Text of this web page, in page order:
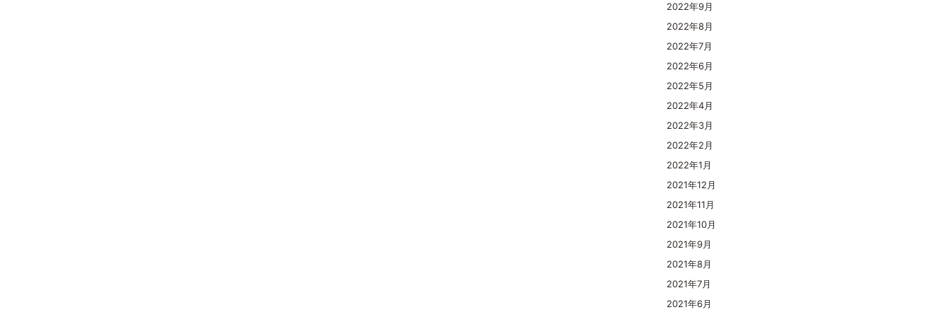
2022年9月
2022年8月
2022年7月
2022年6月
2022年5月
2022年4月
2022年3月
2022年2月
2022年1月
2021年12月
2021年11月
2021年10月
2021年9月
2021年8月
2021年7月
2021年6月